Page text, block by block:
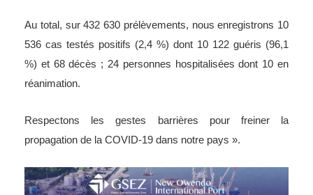
Au total, sur 432 630 prélèvements, nous enregistrons 10
536 cas testés positifs (2,4 %) dont 10 122 guéris (96,1
%) et 68 décès ; 24 personnes hospitalisées dont 10 en
réanimation.
Respectons les gestes barrières pour freiner la
propagation de la COVID-19 dans notre pays ».